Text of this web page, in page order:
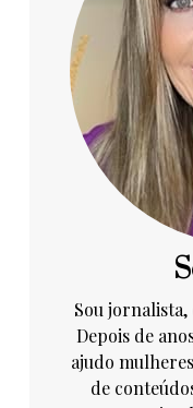
Sou
Depois de
ajudo
de